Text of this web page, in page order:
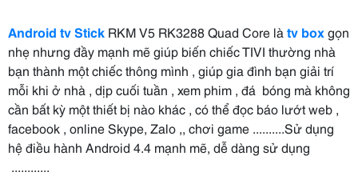
Android tv Stick RKM V5 RK3288 Quad Core là tv boxgọn
nhẹ nhưng đầy mạnh mẽ giúp biến chiếc TIVI thường nhà
bạn thành một chiếc thông mình , giúp gia đình bạn giải trí
mỗi khi ở nhà , dịp cuối tuần , xem phim , đá bóng mà không
cần bất kỳ một thiết bị nào khác , có thể đọc báo lướt web ,
facebook , online Skype, Zalo ,, chơi game ..........Sử dụng
hệ điều hành Android 4.4 mạnh mẽ, dễ dàng sử dụng
............